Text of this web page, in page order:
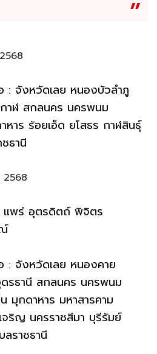
: จังหวัดเลย หนองบัวลำภู
าฬ สกลนคร นครพนม
าร ร้อยเอ็ด ยโสธร กาฬสินธุ์
ธานี
แพร่ อุตรดิตถ์ พิจิตร
: จังหวัดเลย หนองคาย
รธานี สกลนคร นครพนม
มุกดาหาร มหาสารคาม
จริญ นครราชสีมา บุรีรัมย์
ลราชธานี